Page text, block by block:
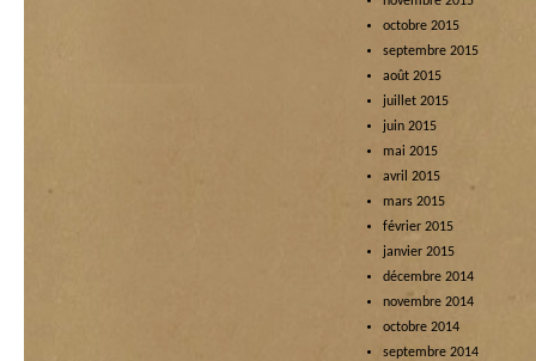
octobre 2015
septembre 2015
août 2015
juillet 2015
juin 2015
mai 2015
avril 2015
mars 2015
février 2015
janvier 2015
décembre 2014
novembre 2014
octobre 2014
septembre 2014